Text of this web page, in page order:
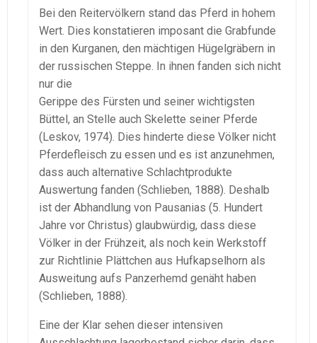
Bei den Reitervölkern stand das Pferd in hohem
Wert. Dies konstatieren imposant die Grabfunde
in den Kurganen, den mächtigen Hügelgräbern in
der russischen Steppe. In ihnen fanden sich nicht
nur die
Gerippe des Fürsten und seiner wichtigsten
Büttel, an Stelle auch Skelette seiner Pferde
(Leskov, 1974). Dies hinderte diese Völker nicht
Pferdefleisch zu essen und es ist anzunehmen,
dass auch alternative Schlachtprodukte
Auswertung fanden (Schlieben, 1888). Deshalb
ist der Abhandlung von Pausanias (5. Hundert
Jahre vor Christus) glaubwürdig, dass diese
Völker in der Frühzeit, als noch kein Werkstoff
zur Richtlinie Plättchen aus Hufkapselhorn als
Ausweitung aufs Panzerhemd genäht haben
(Schlieben, 1888).
Eine der Klar sehen dieser intensiven